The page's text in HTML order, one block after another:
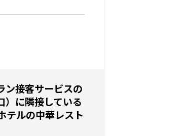
ン接客サービスの
）に隣接している
テルの中華レスト